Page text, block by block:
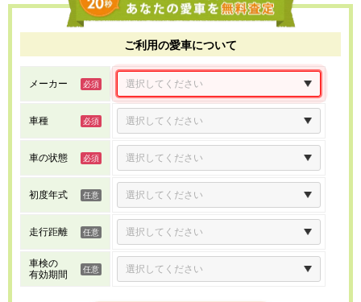
ご利用の愛車について
メーカー
車種
車の状態
初度年式
走行距離
車検の
有効期間